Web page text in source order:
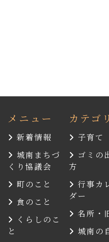
メニュー
新着情報
城南まちづ
くり協議会
町のこと
食のこと
くらしのこ
と
カテゴリ
子育て
ゴミの
方
行事カ
ダー
名所・
城南の